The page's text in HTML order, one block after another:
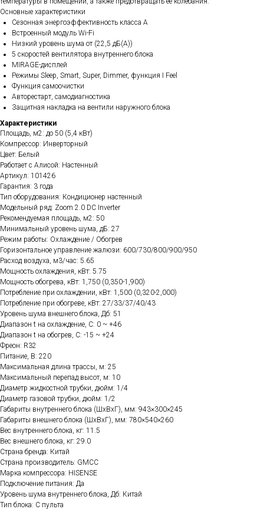
Основные характеристики
Сезонная энергоэффективность класса А
Встроенный модуль Wi-Fi
Низкий уровень шума от (22,5 дБ(А))
5 скоростей вентилятора внутреннего блока
MIRAGE-дисплей
Режимы Sleep, Smart, Super, Dimmer, функция I Feel
Функция самоочистки
Авторестарт, самодиагностика
Защитная накладка на вентили наружного блока
Характеристики
Площадь, м2: до 50 (5,4 кВт)
Компрессор: Инверторный
Цвет: Белый
Работает с Алисой: Настенный
Артикул: 101426
Гарантия: 3 года
Тип оборудования: Кондиционер настенный
Модельный ряд: Zoom 2.0 DC Inverter
Рекомендуемая площадь, м2: 50
Минимальный уровень шума, дБ: 27
Режим работы: Охлаждение / Обогрев
Горизонтальное управление жалюзи: 600/730/800/900/950
Расход воздуха, м3/час: 5.65
Мощность охлаждения, кВт: 5.75
Мощность обогрева, кВт: 1,750 (0,350-1,900)
Потребление при охлаждении, кВт: 1,500 (0,320-2,000)
Потребление при обогреве, кВт: 27/33/37/40/43
Уровень шума внешнего блока, Дб: 51
Диапазон t на охлаждение, C: 0 ~ +46
Диапазон t на обогрев, C: -15 ~ +24
Фреон: R32
Питание, В: 220
Максимальная длина трассы, м: 25
Максимальный перепад высот, м: 10
Диаметр жидкостной трубки, дюйм: 1/4
Диаметр газовой трубки, дюйм: 1/2
Габариты внутреннего блока (ШхВхГ), мм: 943×300×245
Габариты внешнего блока (ШхВхГ), мм: 780×540×260
Вес внутреннего блока, кг: 11.5
Вес внешнего блока, кг: 29.0
Страна бренда: Китай
Страна производитель: GMCC
Марка компрессора: HISENSE
Подключение питания: Да
Уровень шума внутреннего блока, Дб: Китай
Тип блока: С пульта